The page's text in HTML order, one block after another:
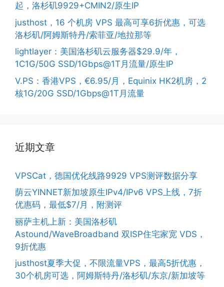
起，洛杉矶9929+CMIN2/原生IP
justhost，16 个机房 VPS 最高可享6折优惠，可选
洛杉矶/阿姆斯特丹/索菲亚/地拉那等
lightlayer：美国洛杉矶云服务器$29.9/年，
1C1G/50G SSD/1Gbps@1T月流量/原生IP
V.PS：香港VPS，€6.95/月，Equinix HK2机房，2
核1G/20G SSD/1Gbps@1T月流量
近期文章
VPSCat，德国优化线路9929 VPS测评数据分享
荫云YINNET新加坡原生IPv4/IPv6 VPS上线，7折
优惠码，最低$7/月，附测评
丽萨主机上新：美国洛杉矶
Astound/WaveBroadband 双ISP住宅家宽 VDS，
9折优惠
justhost夏季大促，不限流量VPS，最高5折优惠，
30个机房可选，阿姆斯特丹/洛杉矶/东京/新加坡等